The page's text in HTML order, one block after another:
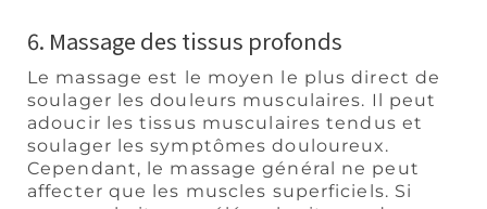
6. Massage des tissus profonds
Le massage est le moyen le plus direct de
soulager les douleurs musculaires. Il peut
adoucir les tissus musculaires tendus et
soulager les symptômes douloureux.
Cependant, le massage général ne peut
affecter que les muscles superficiels. Si